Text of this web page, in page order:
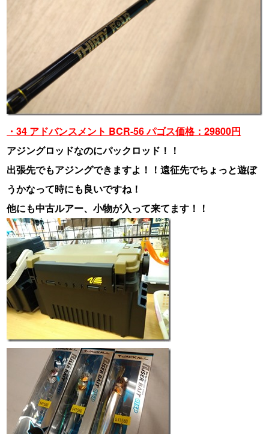
・34 アドバンスメント BCR-56 パゴス価格：29800円
アジングロッドなのにパックロッド！！
出張先でもアジングできますよ！！遠征先でちょっと遊ぼ
うかなって時にも良いですね！
他にも中古ルアー、小物が入って来てます！！